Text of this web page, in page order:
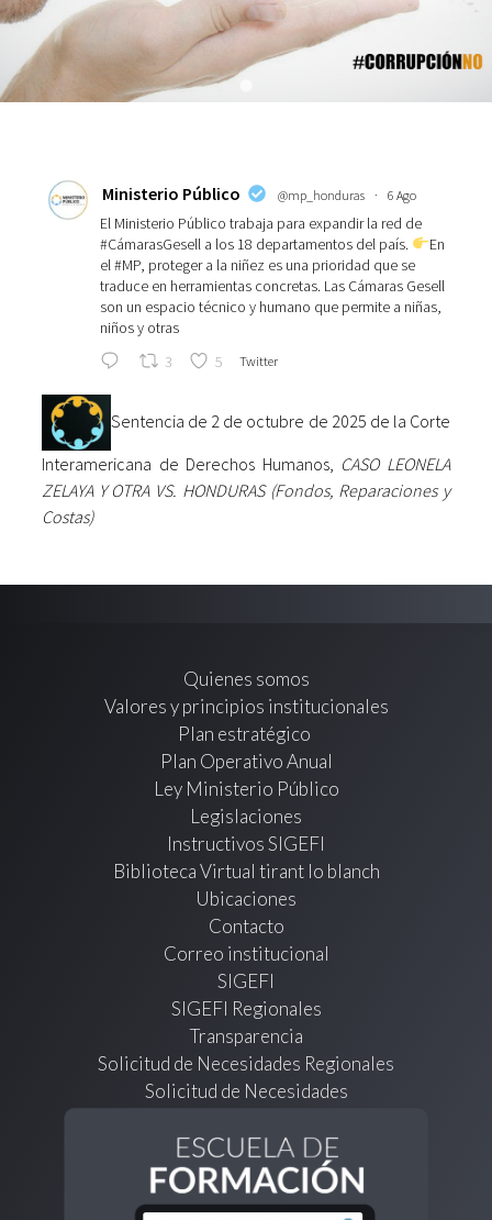
Ministerio Público @mp_honduras · 6 Ago
El Ministerio Público trabaja para expandir la red de
#CámarasGesell a los 18 departamentos del país.
En
el #MP, proteger a la niñez es una prioridad que se
traduce en herramientas concretas. Las Cámaras Gesell
son un espacio técnico y humano que permite a niñas,
niños y otras
3
5 Twitter
Sentencia de 2 de octubre de 2025 de la Corte
Interamericana de Derechos Humanos, CASO LEONELA
ZELAYA Y OTRA VS. HONDURAS (Fondos, Reparaciones y
Costas)
Quienes somos
Valores y principios institucionales
Plan estratégico
Plan Operativo Anual
Ley Ministerio Público
Legislaciones
Instructivos SIGEFI
Biblioteca Virtual tirant lo blanch
Ubicaciones
Contacto
Correo institucional
SIGEFI
SIGEFI Regionales
Transparencia
Solicitud de Necesidades Regionales
Solicitud de Necesidades